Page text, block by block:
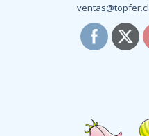
ventas@topfer.cl